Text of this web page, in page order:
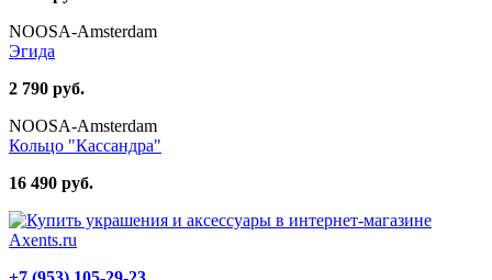
NOOSA-Amsterdam
Эгида
2 790 руб.
NOOSA-Amsterdam
Кольцо "Кассандра"
16 490 руб.